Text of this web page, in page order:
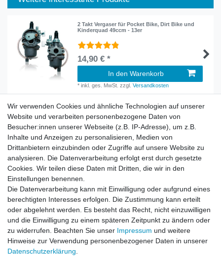
2 Takt Vergaser für Pocket Bike, Dirt Bike und
Kinderquad 49ccm - 13er
14,90 € *
In den Warenkorb
*inkl. ges. MwSt. zzgl.Versandkosten
Rechtliches
AGB
Widerrufsrecht
Impressum
Datenschutzerklärung
Service
Kontakt
Datenschutzerklärung
FAQ / Ratgeber
Kinderquad
Wir verwenden Cookies und ähnliche Technologien auf unserer
Website und verarbeiten personenbezogene Daten von
Besucher:innen unserer Webseite (z.B. IP-Adresse), um z.B.
Inhalte und Anzeigen zu personalisieren, Medien von
Drittanbietern einzubinden oder Zugriffe auf unsere Website zu
analysieren. Die Datenverarbeitung erfolgt erst durch gesetzte
Cookies. Wir teilen diese Daten mit Dritten, die wir in den
Einstellungen benennen.
Die Datenverarbeitung kann mit Einwilligung oder aufgrund eines
berechtigten Interesses erfolgen. Die Zustimmung kann erteilt
oder abgelehnt werden. Es besteht das Recht, nicht einzuwilligen
und die Einwilligung zu einem späteren Zeitpunkt zu ändern oder
zu widerrufen. Beachten Sie unser Impressum und weitere
Hinweise zur Verwendung personenbezogener Daten in unserer
Daten­schutz­erklärung